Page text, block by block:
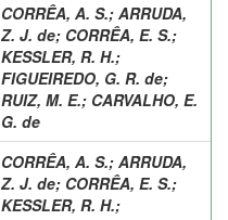
CORRÊA, A. S.; ARRUDA,
Z. J. de; CORRÊA, E. S.;
KESSLER, R. H.;
FIGUEIREDO, G. R. de;
RUIZ, M. E.; CARVALHO, E.
G. de
CORRÊA, A. S.; ARRUDA,
Z. J. de; CORRÊA, E. S.;
KESSLER, R. H.;